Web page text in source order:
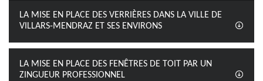
LA MISE EN PLACE DES VERRIÈRES DANS LA VILLE DE
VILLARS-MENDRAZ ET SES ENVIRONS
LA MISE EN PLACE DES FENÊTRES DE TOIT PAR UN
ZINGUEUR PROFESSIONNEL